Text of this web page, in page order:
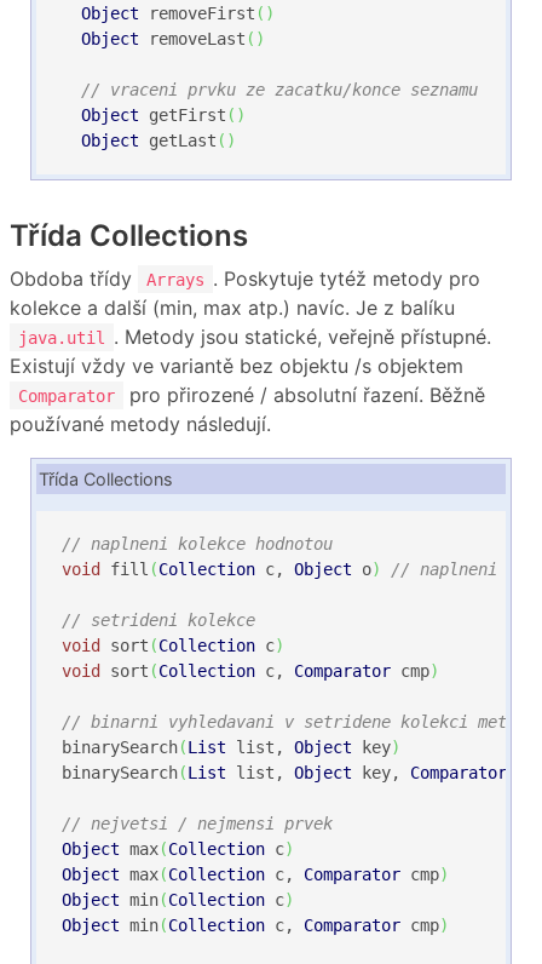
Object removeFirst ( )
Object removeLast ( )
// vraceni prvku ze zacatku/konce seznamu
Object getFirst ( )
Object getLast ( )
Třída Collections
Obdoba třídy Arrays . Poskytuje tytéž metody pro
kolekce a další (min, max atp.) navíc. Je z balíku
java.util
. Metody jsou statické, veřejně přístupné.
Existují vždy ve variantě bez objektu /s objektem
Comparator
pro přirozené / absolutní řazení. Běžně
používané metody následují.
Třída Collections
// naplneni kolekce hodnotou
void
fill (Collection c, Object o) // naplneni
// setrideni kolekce
void
sort (Collection c)
void
sort (Collection c, Comparator cmp)
// binarni vyhledavani v setridene kolekci
binarySearch(List list, Object key)
binarySearch(List list, Object key, Comparator
// nejvetsi / nejmensi prvek
Object max(Collection c)
Object max(Collection c, Comparator cmp)
Object min(Collection c)
Object min(Collection c, Comparator cmp)